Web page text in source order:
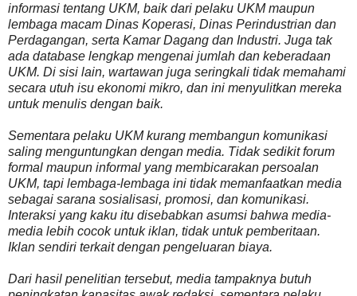
informasi tentang UKM, baik dari pelaku UKM maupun
lembaga macam Dinas Koperasi, Dinas Perindustrian dan
Perdagangan, serta Kamar Dagang dan Industri. Juga tak
ada database lengkap mengenai jumlah dan keberadaan
UKM. Di sisi lain, wartawan juga seringkali tidak memahami
secara utuh isu ekonomi mikro, dan ini menyulitkan mereka
untuk menulis dengan baik.
Sementara pelaku UKM kurang membangun komunikasi
saling menguntungkan dengan media. Tidak sedikit forum
formal maupun informal yang membicarakan persoalan
UKM, tapi lembaga-lembaga ini tidak memanfaatkan media
sebagai sarana sosialisasi, promosi, dan komunikasi.
Interaksi yang kaku itu disebabkan asumsi bahwa media-
media lebih cocok untuk iklan, tidak untuk pemberitaan.
Iklan sendiri terkait dengan pengeluaran biaya.
Dari hasil penelitian tersebut, media tampaknya butuh